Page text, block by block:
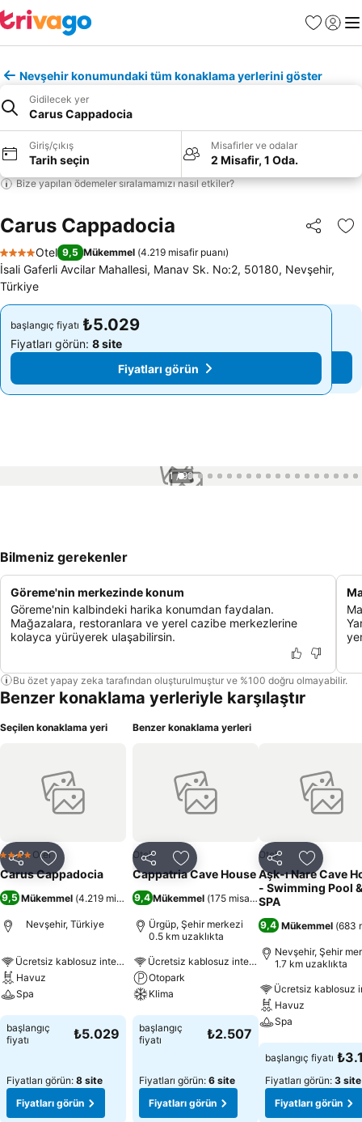
Favoriler
Giriş
Nevşehir konumundaki tüm konaklama yerlerini göster
Gidilecek yer
Carus Cappadocia
Giriş/çıkış
Tarih seçin
Misafirler ve odalar
2 Misafir, 1 Oda.
Bize yapılan ödemeler sıralamamızı nasıl etkiler?
Carus Cappadocia Paylaş
4 Yıldız
Otel 9,5 Mükemmel (4.219 misafir puanı)
İsali Gaferli Avcilar Mahallesi, Manav Sk. No:2, 50180, Nevşehir,
Türkiye
başlangıç fiyatı ₺5.029
Fiyatları görün: 8 site
Fiyatları görün
başlangıç fiyatı ₺5.029
Fiyatları görün: 8 site
Fiyatları görün
1 / 99
Bilmeniz gerekenler
Göreme'nin merkezinde konum
Göreme'nin kalbindeki harika konumdan faydalan.
Mağazalara, restoranlara ve yerel cazibe merkezlerine
kolayca yürüyerek ulaşabilirsin.
Bu özet yapay zeka tarafından oluşturulmuştur ve %100 doğru olmayabilir.
Benzer konaklama yerleriyle karşılaştır
Seçilen konaklama yeri
Paylaş Favorilerime ekle
4 Yıldız Otel
Carus Cappadocia
9,5 Mükemmel (4.219 misafir puanı)
Nevşehir, Türkiye
Ücretsiz kablosuz internet
Havuz
Spa
Fiyatları görün
başlangıç
fiyatı
₺5.029
Fiyatları görün: 8 site
Fiyatları görün
Benzer konaklama yerleri
Paylaş Favorilerime ekle
Otel
Cappatria Cave House
9,4 Mükemmel (175 misafir puanı
Ürgüp, Şehir merkezi
0.5 km uzaklıkta
Ücretsiz kablosuz internet
Otopark
Klima
Fiyatları görün
başlangıç
fiyatı
₺2.507
Fiyatları görün: 6 site
Fiyatları görün
Paylaş
Otel
Aşk-ı Nare Cave
- Swimming Pool &
SPA
9,4 Mükemmel (683
Nevşehir, Şehir
1.7 km uzaklıkta
Havuz
Spa
Fiyatları görün
başlangıç fiyatı
Fiyatları görün: 3 site
Fiyatları görün